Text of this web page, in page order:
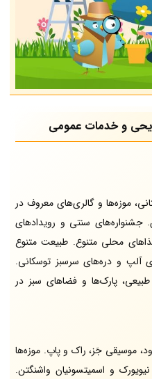
و خدمات عمومی
موزه‌ها و گالری‌های معروف در
جشنواره‌های سنتی و رویدادهای
محلی متنوع. طبیعت متنوع
آلپ و دره‌های سرسبز توسکانی.
پارک‌ها و فضاهای سبز در
موسیقی جَز، راک و پاپ. موزه‌ها
و اسمیتسونیان واشنگتن.